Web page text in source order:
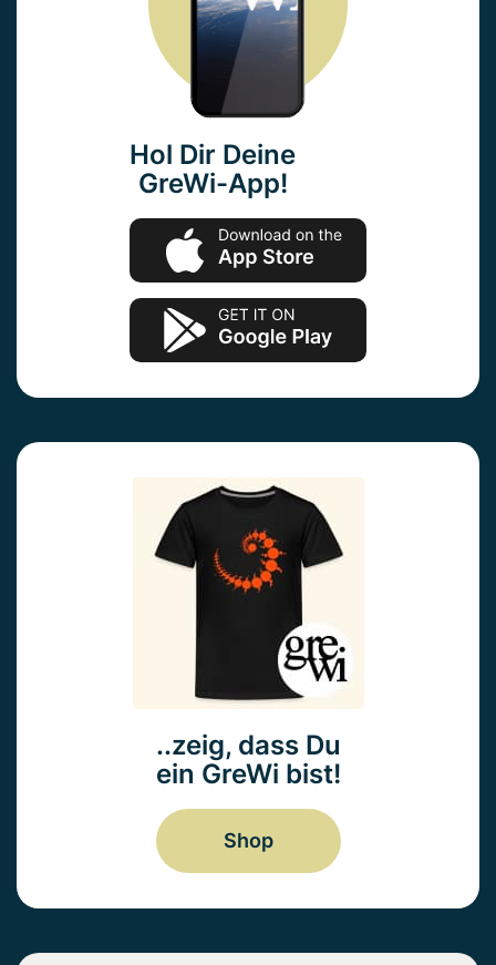
Hol Dir Deine
GreWi-App!
..zeig, dass Du
ein GreWi bist!
Shop